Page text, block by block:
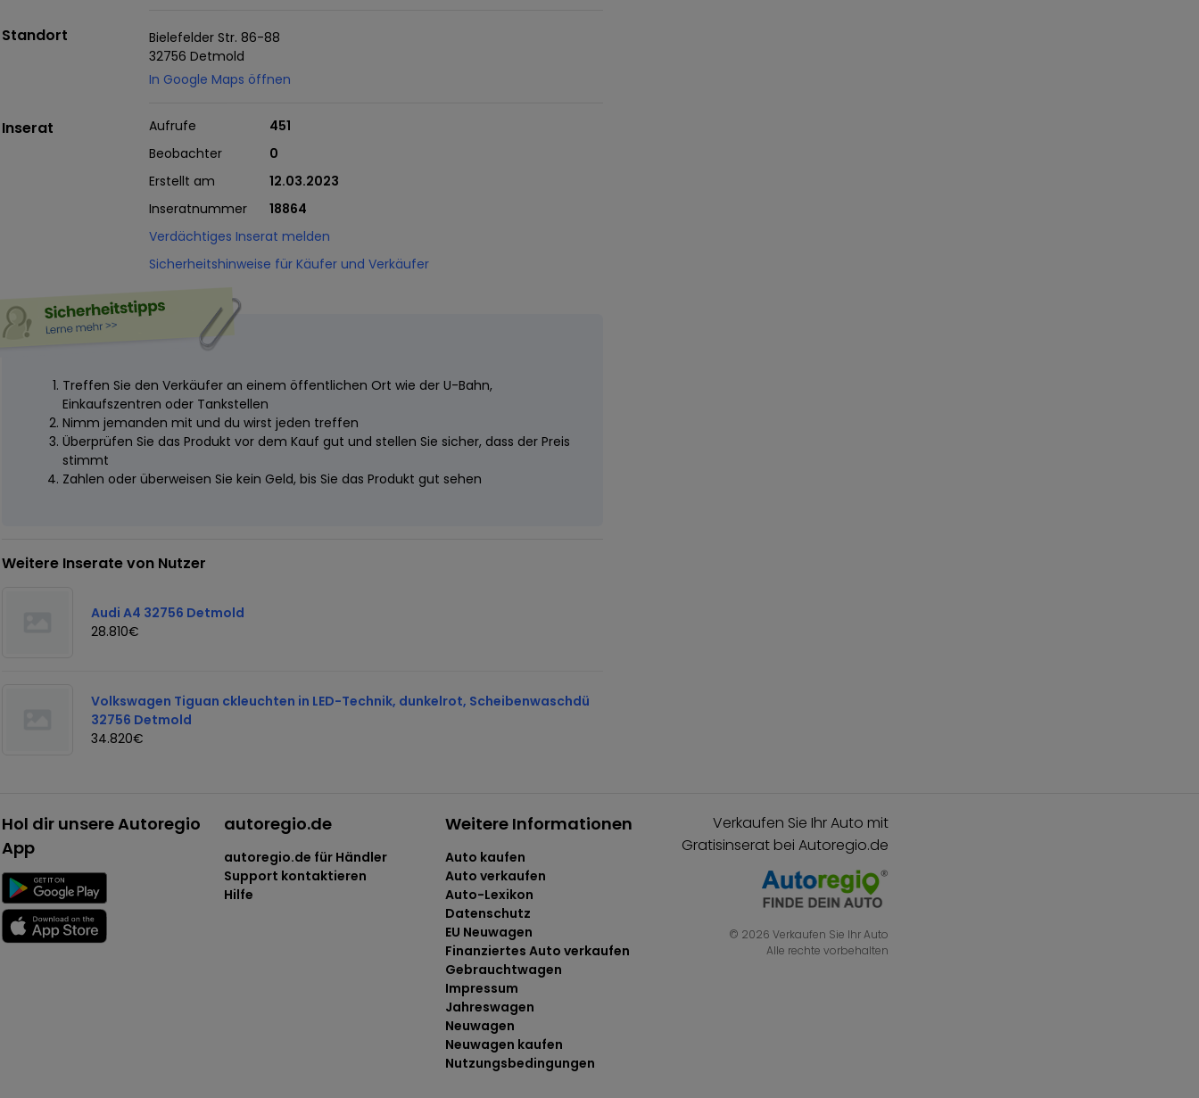
Standort
Bielefelder Str. 86-88
32756 Detmold
In Google Maps öffnen
Inserat Aufrufe
451
Beobachter
0
Erstellt am
12.03.2023
Inseratnummer
18864
Verdächtiges Inserat melden
Sicherheitshinweise für Käufer und Verkäufer
Treffen Sie den Verkäufer an einem öffentlichen Ort wie der U-Bahn,
Einkaufszentren oder Tankstellen
Nimm jemanden mit und du wirst jeden treffen
Überprüfen Sie das Produkt vor dem Kauf gut und stellen Sie sicher, dass der Preis
stimmt
Zahlen oder überweisen Sie kein Geld, bis Sie das Produkt gut sehen
Weitere Inserate von Nutzer
Audi A4 32756 Detmold
28.810€
Volkswagen Tiguan ckleuchten in LED-Technik, dunkelrot, Scheibenwaschdü
32756 Detmold
34.820€
Hol dir unsere Autoregio
App
autoregio.de
autoregio.de für Händler
Support kontaktieren
Hilfe
Weitere Informationen
Auto kaufen
Auto verkaufen
Auto-Lexikon
Datenschutz
EU Neuwagen
Finanziertes Auto verkaufen
Gebrauchtwagen
Impressum
Jahreswagen
Neuwagen
Neuwagen kaufen
Nutzungsbedingungen
Verkaufen Sie Ihr Auto mit
Gratisinserat bei Autoregio.de
© 2026 Verkaufen Sie Ihr Auto
Alle rechte vorbehalten